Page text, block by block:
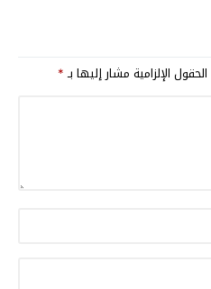
الحقول الإلزامية مشار إليها بـ*